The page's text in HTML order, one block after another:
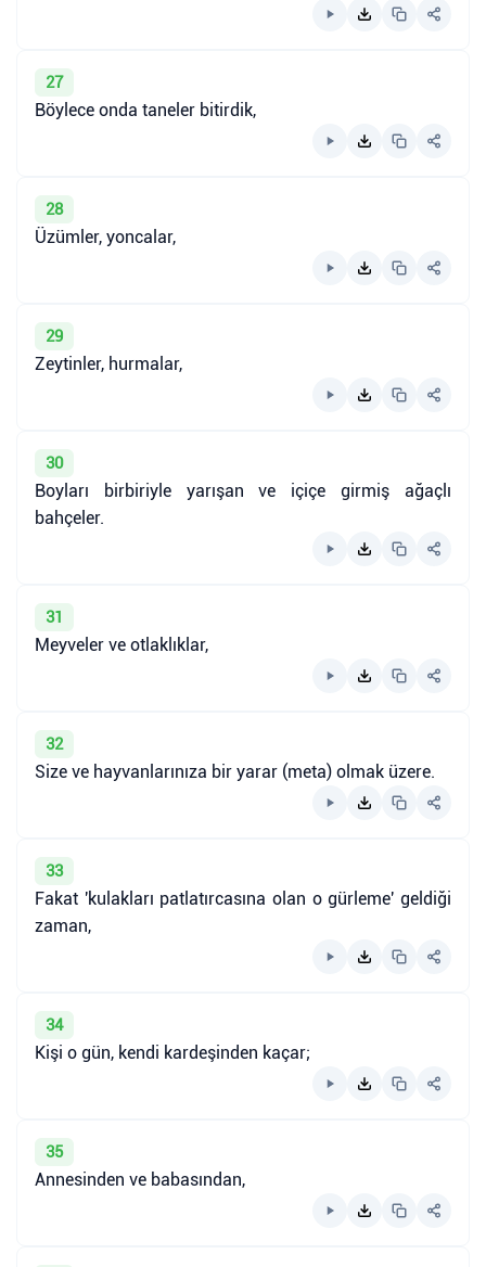
27
Böylece onda taneler bitirdik,
28
Üzümler, yoncalar,
29
Zeytinler, hurmalar,
30
Boyları birbiriyle yarışan ve içiçe girmiş ağaçlı
bahçeler.
31
Meyveler ve otlaklıklar,
32
Size ve hayvanlarınıza bir yarar (meta) olmak üzere.
33
Fakat 'kulakları patlatırcasına olan o gürleme' geldiği
zaman,
34
Kişi o gün, kendi kardeşinden kaçar;
35
Annesinden ve babasından,